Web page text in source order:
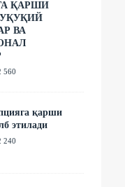
ҚАРШИ
ВА
560
қарши
этилади
240